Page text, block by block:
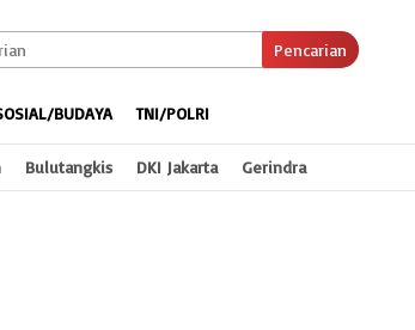
Pencarian
BUDAYA TNI/POLRI
Bulutangkis DKI Jakarta Gerindra